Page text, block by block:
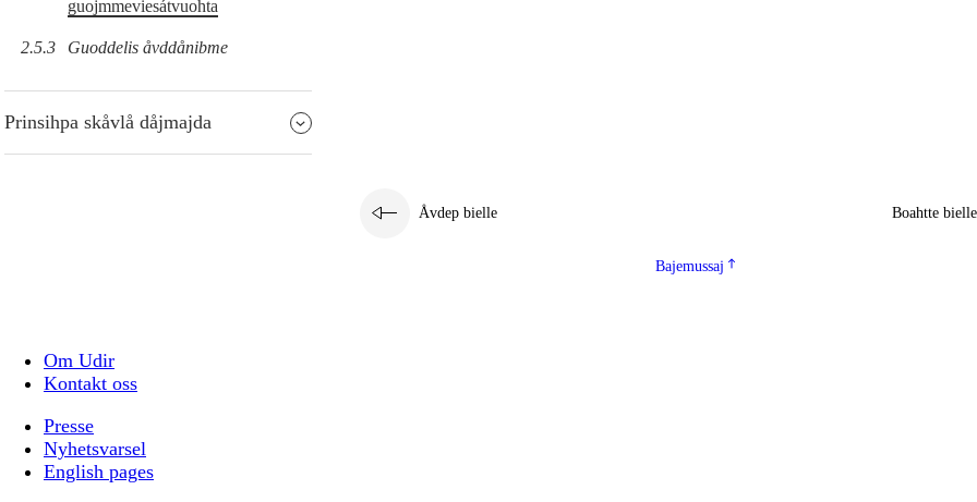
guojmmeviesátvuohta
2.5.3 Guoddelis åvddånibme
Prinsihpa skåvlå dåjmajda
Åvdep bielle Boahtte bielle
Bajemussaj
Om Udir
Kontakt oss
Presse
Nyhetsvarsel
English pages